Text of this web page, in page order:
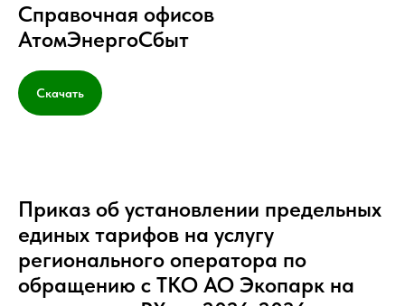
Справочная офисов
АтомЭнергоСбыт
Скачать
Приказ об установлении предельных
единых тарифов на услугу
регионального оператора по
обращению с ТКО АО Экопарк на